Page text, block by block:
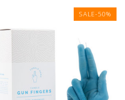
SALE-50%